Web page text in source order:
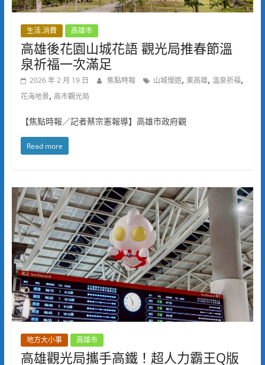
生活.消費 高雄市
高雄後花園山城花語 觀光局推春節溫
泉祈福一次滿足
2026 年 2 月 19 日 焦點時報 山城慢遊, 東高雄, 溫泉祈福,
花海地景, 高市觀光局
【焦點時報／記者蔡宗憲報導】高雄市政府觀
Read more
地方大小事 高雄市
高雄觀光局攜手高鐵！超人力霸王Q版